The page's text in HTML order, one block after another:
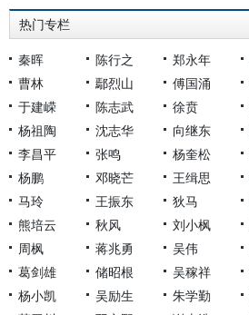
热门专栏
秦晖 陈行之 郑永年
曹林
鄢烈山 傅国涌
于建嵘
陈志武 徐贲
杨祖陶
沈志华 向继东
李昌平
张鸣 杨奎松
杨鹏
邓晓芒 王缉思
马玲
王振东 狄马
熊培云
秋风 刘小枫
周枫
蒋兆勇 吴伟
葛剑雄
储昭根 吴稼祥
杨小凯
吴励生 朱学勤